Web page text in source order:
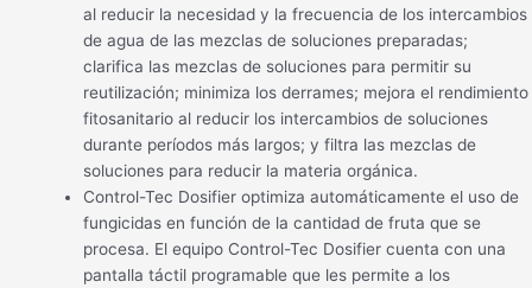
al reducir la necesidad y la frecuencia de los intercambios
de agua de las mezclas de soluciones preparadas;
clarifica las mezclas de soluciones para permitir su
reutilización; minimiza los derrames; mejora el rendimiento
fitosanitario al reducir los intercambios de soluciones
durante períodos más largos; y filtra las mezclas de
soluciones para reducir la materia orgánica.
Control-Tec Dosifier optimiza automáticamente el uso de
fungicidas en función de la cantidad de fruta que se
procesa. El equipo Control-Tec Dosifier cuenta con una
pantalla táctil programable que les permite a los